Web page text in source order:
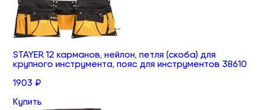
STAYER 12 карманов, нейлон, петля (скоба) для
крупного инструмента, пояс для инструментов 38610
1903 ₽
Купить